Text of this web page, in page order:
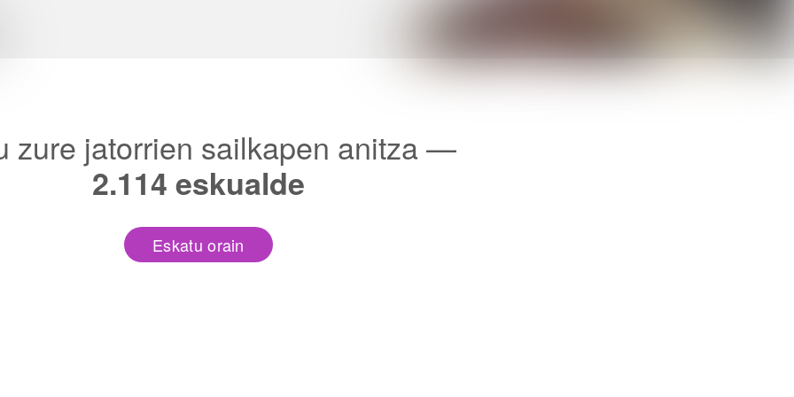
zure jatorrien sailkapen anitza —
2.114 eskualde
Eskatu orain